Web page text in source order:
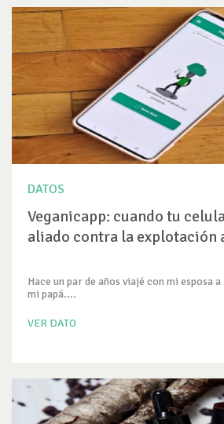
DATOS
Veganicapp: cuando tu
aliado contra la explotación
Hace un par de años viajé con mi esposa
mi papá....
VER DATO